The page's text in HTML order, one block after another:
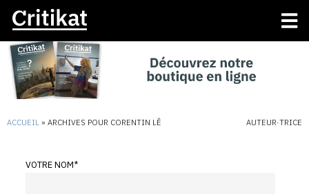
ACCUEIL » ARCHIVES POUR CORENTIN LÊ AUTEUR·TRICE
VOTRE NOM*